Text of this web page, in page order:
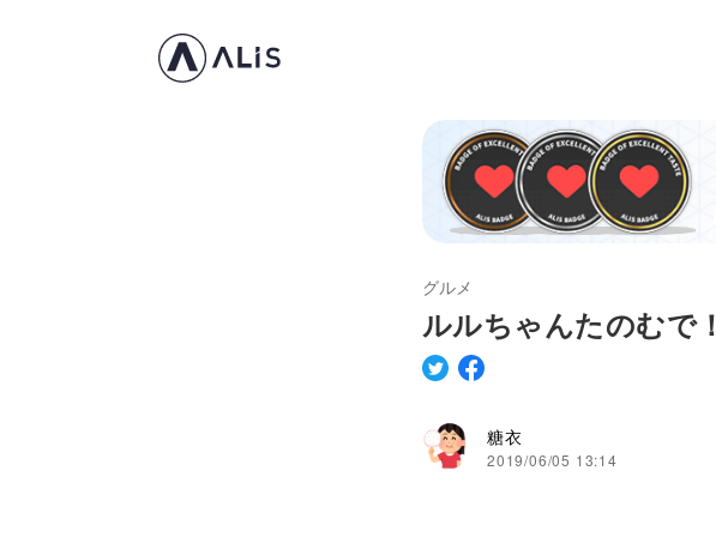
グルメ
ルルちゃんたのむで！
糖衣
2019/06/05 13:14